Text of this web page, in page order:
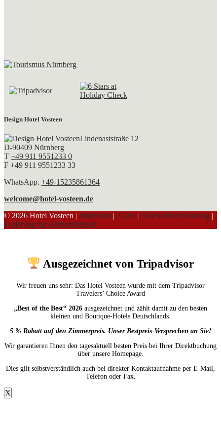
Design Hotel Vosteen
Lindenaststraße 12
D-90409 Nürnberg
T +49 911 9551233 0
F +49 911 9551233 33
WhatsApp. +49-15235861364
welcome@hotel-vosteen.de
© 2026 Hotel Vosteen | Impressum| AGBs | Datenschutzerklärung |
Erklärung zur Barrierefreiheit
Ausgezeichnet von Tripadvisor
Wir freuen uns sehr: Das Hotel Vosteen wurde mit dem Tripadvisor
Travelers’ Choice Award
„Best of the Best“ 2026 ausgezeichnet und zählt damit zu den besten
kleinen und Boutique-Hotels Deutschlands.
5 % Rabatt auf den Zimmerpreis. Unser Bestpreis-Versprechen an Sie!
Wir garantieren Ihnen den tagesaktuell besten Preis bei Ihrer Direktbuchung
über unsere Homepage.
Dies gilt selbstverständlich auch bei direkter Kontaktaufnahme per E-Mail,
Telefon oder Fax.
X